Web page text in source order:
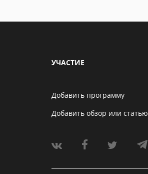
УЧАСТИЕ
Добавить программу
Добавить обзор или статью